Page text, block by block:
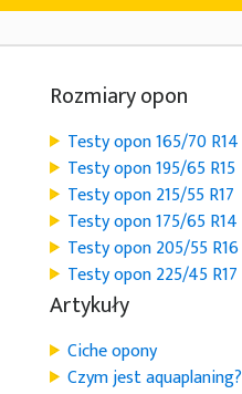
Rozmiary opon
Testy opon 165/70 R14
Testy opon 195/65 R15
Testy opon 215/55 R17
Testy opon 175/65 R14
Testy opon 205/55 R16
Testy opon 225/45 R17
Artykuły
Ciche opony
Czym jest aquaplaning?